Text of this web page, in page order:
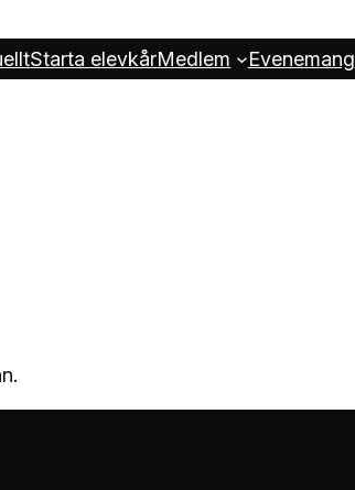
Starta elevkårMedlem Evenemang